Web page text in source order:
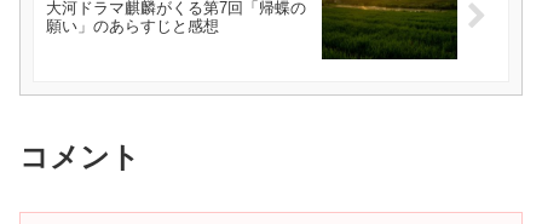
大河ドラマ麒麟がくる第7回「帰蝶の
願い」のあらすじと感想
コメント